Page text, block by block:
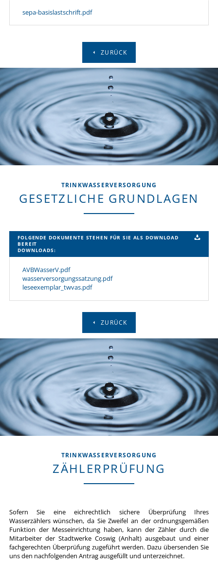
sepa-basislastschrift.pdf
ZURÜCK
TRINKWASSERVERSORGUNG
GESETZLICHE GRUNDLAGEN
FOLGENDE DOKUMENTE STEHEN FÜR SIE ALS DOWNLOAD
BEREIT
DOWNLOADS:
AVBWasserV.pdf
wasserversorgungssatzung.pdf
leseexemplar_twvas.pdf
ZURÜCK
TRINKWASSERVERSORGUNG
ZÄHLERPRÜFUNG
Sofern Sie eine eichrechtlich sichere Überprüfung Ihres
Wasserzählers wünschen, da Sie Zweifel an der ordnungsgemäßen
Funktion der Messeinrichtung haben, kann der Zähler durch die
Mitarbeiter der Stadtwerke Coswig (Anhalt) ausgebaut und einer
fachgerechten Überprüfung zugeführt werden. Dazu übersenden Sie
uns den nachfolgenden Antrag ausgefüllt und unterzeichnet.